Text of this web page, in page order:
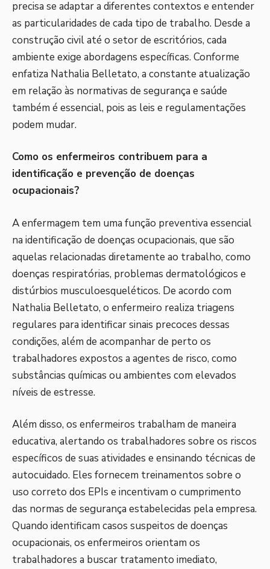
precisa se adaptar a diferentes contextos e entender
as particularidades de cada tipo de trabalho. Desde a
construção civil até o setor de escritórios, cada
ambiente exige abordagens específicas. Conforme
enfatiza Nathalia Belletato, a constante atualização
em relação às normativas de segurança e saúde
também é essencial, pois as leis e regulamentações
podem mudar.
Como os enfermeiros contribuem para a
identificação e prevenção de doenças
ocupacionais?
A enfermagem tem uma função preventiva essencial
na identificação de doenças ocupacionais, que são
aquelas relacionadas diretamente ao trabalho, como
doenças respiratórias, problemas dermatológicos e
distúrbios musculoesqueléticos. De acordo com
Nathalia Belletato, o enfermeiro realiza triagens
regulares para identificar sinais precoces dessas
condições, além de acompanhar de perto os
trabalhadores expostos a agentes de risco, como
substâncias químicas ou ambientes com elevados
níveis de estresse.
Além disso, os enfermeiros trabalham de maneira
educativa, alertando os trabalhadores sobre os riscos
específicos de suas atividades e ensinando técnicas de
autocuidado. Eles fornecem treinamentos sobre o
uso correto dos EPIs e incentivam o cumprimento
das normas de segurança estabelecidas pela empresa.
Quando identificam casos suspeitos de doenças
ocupacionais, os enfermeiros orientam os
trabalhadores a buscar tratamento imediato,